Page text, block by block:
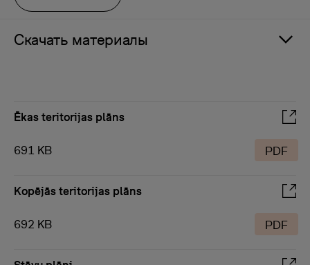
Скачать материалы
Ēkas teritorijas plāns
691 KB PDF
Kopējās teritorijas plāns
692 KB PDF